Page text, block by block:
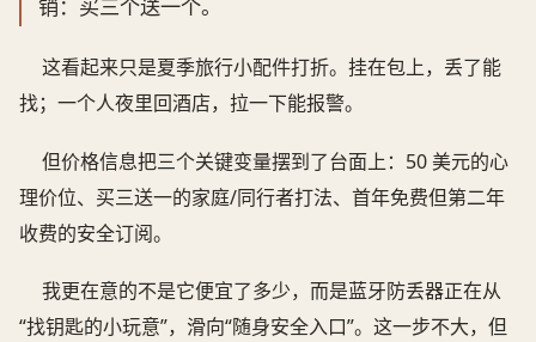
销：买三个送一个。
这看起来只是夏季旅行小配件打折。挂在包上，丢了能
找；一个人夜里回酒店，拉一下能报警。
但价格信息把三个关键变量摆到了台面上：50 美元的心
理价位、买三送一的家庭/同行者打法、首年免费但第二年
收费的安全订阅。
我更在意的不是它便宜了多少，而是蓝牙防丢器正在从
“找钥匙的小玩意”，滑向“随身安全入口”。这一步不大，但